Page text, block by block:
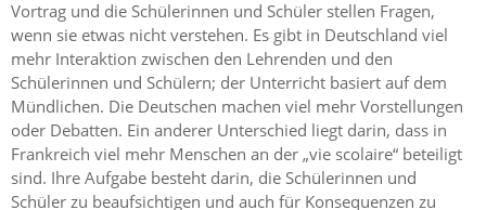
Vortrag und die Schülerinnen und Schüler stellen Fragen,
wenn sie etwas nicht verstehen. Es gibt in Deutschland viel
mehr Interaktion zwischen den Lehrenden und den
Schülerinnen und Schülern; der Unterricht basiert auf dem
Mündlichen. Die Deutschen machen viel mehr Vorstellungen
oder Debatten. Ein anderer Unterschied liegt darin, dass in
Frankreich viel mehr Menschen an der „vie scolaire“ beteiligt
sind. Ihre Aufgabe besteht darin, die Schülerinnen und
Schüler zu beaufsichtigen und auch für Konsequenzen zu